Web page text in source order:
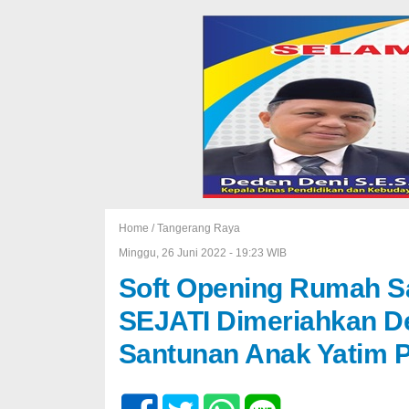
Home / Tangerang Raya
Minggu, 26 Juni 2022 - 19:23 WIB
Soft Opening Rumah
SEJATI Dimeriahkan
Santunan Anak Yatim